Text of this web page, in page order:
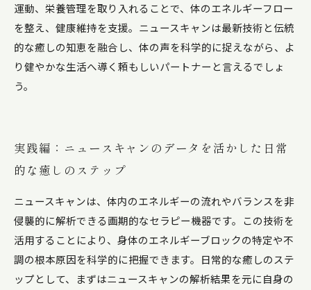
運動、栄養管理を取り入れることで、体のエネルギーフロー
を整え、健康維持を支援。ニュースキャンは最新技術と伝統
的な癒しの知恵を融合し、体の声を科学的に捉えながら、よ
り健やかな生活へ導く頼もしいパートナーと言えるでしょ
う。
実践編：ニュースキャンのデータを活かした日常
的な癒しのステップ
ニュースキャンは、体内のエネルギーの流れやバランスを非
侵襲的に解析できる画期的なセラピー機器です。この技術を
活用することにより、身体のエネルギーブロックの特定や不
調の根本原因を科学的に把握できます。日常的な癒しのステ
ップとして、まずはニュースキャンの解析結果を元に自身の